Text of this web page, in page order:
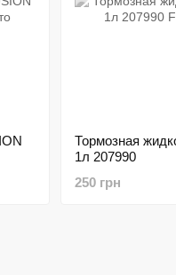
Тормозная
1л 207990
250 грн